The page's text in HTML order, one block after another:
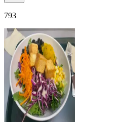
793